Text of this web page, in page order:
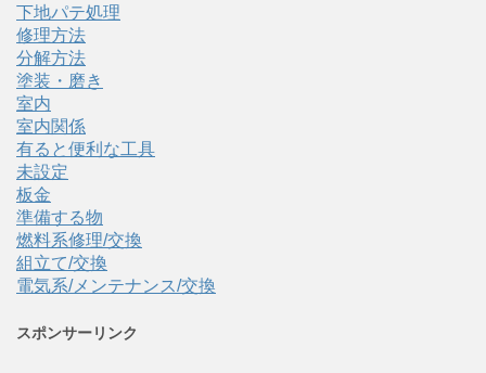
下地パテ処理
修理方法
分解方法
塗装・磨き
室内
室内関係
有ると便利な工具
未設定
板金
準備する物
燃料系修理/交換
組立て/交換
電気系/メンテナンス/交換
スポンサーリンク